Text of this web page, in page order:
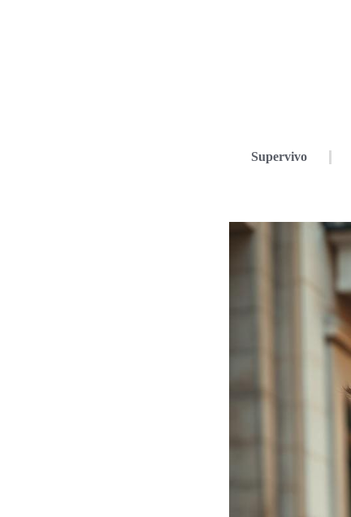
Supervivo